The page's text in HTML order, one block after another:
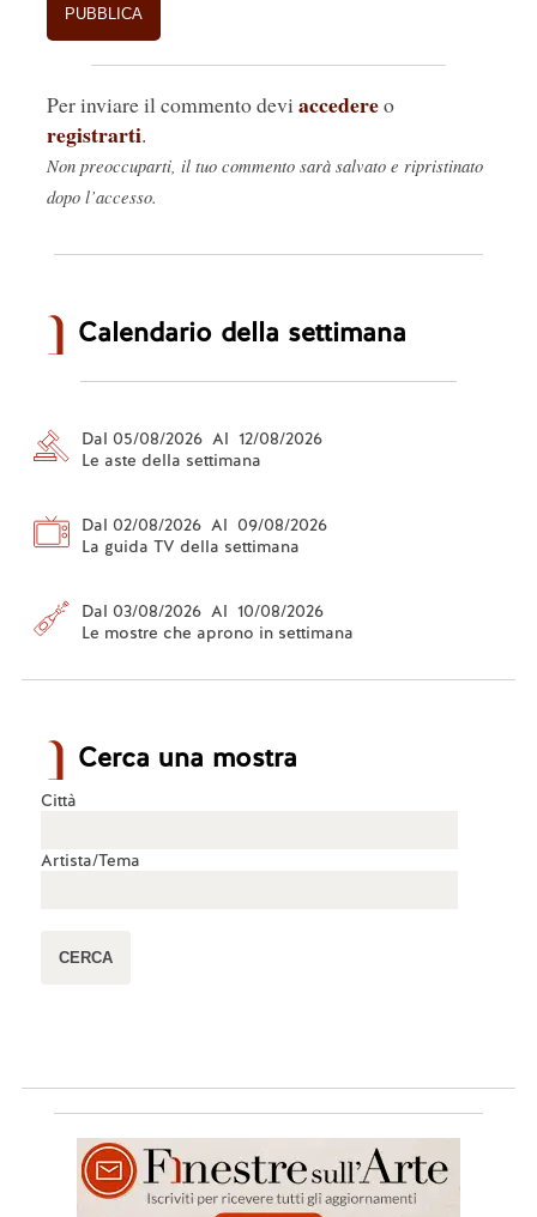
Per inviare il commento devi accedereo
registrarti.
Non preoccuparti, il tuo commento sarà salvato e ripristinato
dopo l’accesso.
Calendario della settimana
Dal 05/08/2026 Al 12/08/2026
Le aste della settimana
Dal 02/08/2026 Al 09/08/2026
La guida TV della settimana
Dal 03/08/2026 Al 10/08/2026
Le mostre che aprono in settimana
Cerca una mostra
Città
Artista/Tema